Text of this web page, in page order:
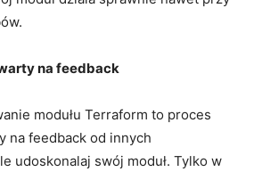
na feedback
modułu Terraform‍ to proces
na feedback od innych
udoskonalaj⁤ swój moduł. Tylko ⁤w